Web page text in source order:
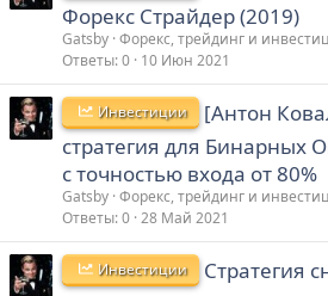
Форекс Страйдер (2019)
Gatsby Форекс, трейдинг и
Ответы 0 10 Июн 2021
Инвестиции
[Антон
стратегия для Бинарных
с точностью входа от 80%
Gatsby Форекс, трейдинг и
Ответы 0 28 Май 2021
Инвестиции
Стратегия